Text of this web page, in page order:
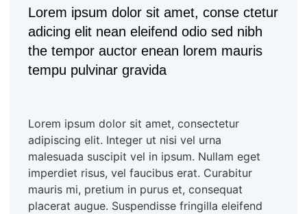
Lorem ipsum dolor sit amet, conse ctetur
adicing elit nean eleifend odio sed nibh
the tempor auctor enean lorem mauris
tempu pulvinar gravida
Lorem ipsum dolor sit amet, consectetur
adipiscing elit. Integer ut nisi vel urna
malesuada suscipit vel in ipsum. Nullam eget
imperdiet risus, vel faucibus erat. Curabitur
mauris mi, pretium in purus et, consequat
placerat augue. Suspendisse fringilla eleifend